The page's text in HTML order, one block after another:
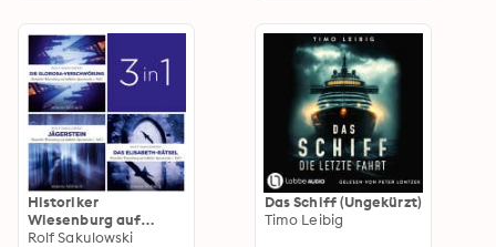
Historiker
Wiesenburg auf
tödlicher
Rolf Sakulowski
Das Schiff (Ungekürzt)
Timo Leibig